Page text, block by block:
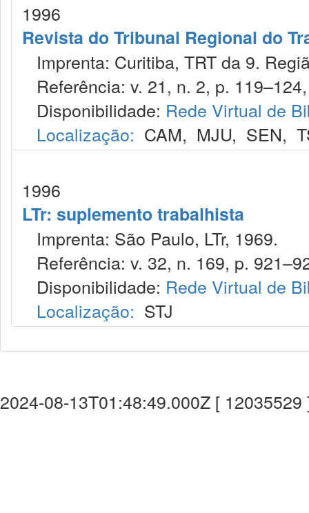
1996
Revista do Tribunal Regional do
Imprenta: Curitiba, TRT da 9.
Referência: v. 21, n. 2, p.
Disponibilidade: Rede Virtual de
Localização: CAM, MJU, SEN,
1996
LTr: suplemento trabalhista
Imprenta: São Paulo, LTr, 1969.
Referência: v. 32, n. 169, p.
Disponibilidade: Rede Virtual de
Localização: STJ
2024-08-13T01:48:49.000Z [ 12035529